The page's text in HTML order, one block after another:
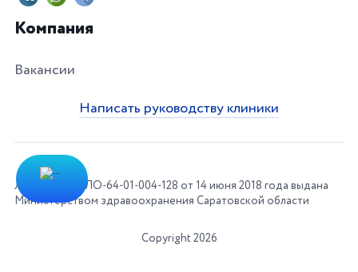
Компания
Вакансии
Написать руководству клиники
Лицензия № ЛО-64-01-004-128 от 14 июня 2018 года выдана
Министерством здравоохранения Саратовской области
Copyright 2026